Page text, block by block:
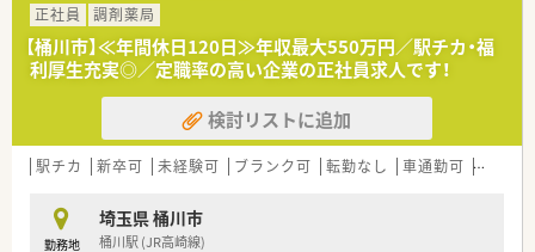
<法人の特徴>
■全国に90店舗展開しているグループ企業です。
■従業員それぞれの「想い」を具体化出来るように、サポートを
行っています。
■門前の医療機関の処方箋だけでなく、施設在宅を多く受託して
■医院・薬局の開業支援、また薬剤師の人材育成に力を入れて取
り組んでいます。
実。
正社員
調剤薬局
【桶川市】≪年間休日120日≫年収最大550万円／駅チカ・福
利厚生充実◎／定職率の高い企業の正社員求人です！
検討リストに追加
駅チカ 新卒可 未経験可 ブランク可 転勤なし 車通勤可 寮・借
勤務地
埼玉県 桶川市
桶川駅 (JR高崎線)